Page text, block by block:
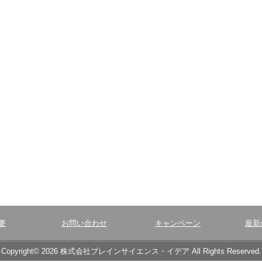
お問い合わせ キャンペーン 最新
Copyright© 2026 株式会社ブレインサイエンス・イデア All Rights Reserved.